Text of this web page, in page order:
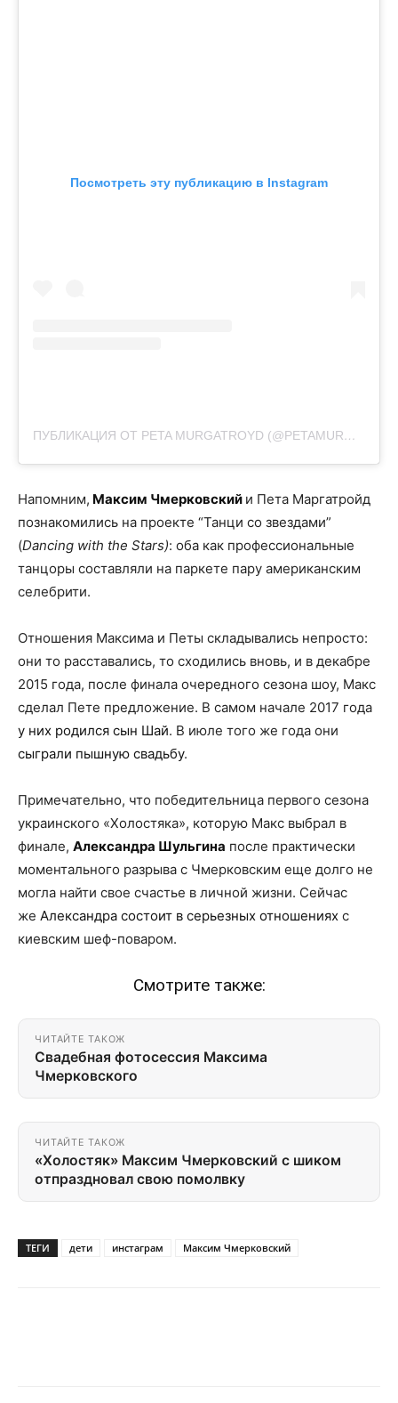
Посмотреть эту публикацию в Instagram
ПУБЛИКАЦИЯ ОТ PETA MURGATROYD (@PETAMURGATROYD)
Напомним, Максим Чмерковский и Пета Маргатройд
познакомились на проекте “Танци со звездами”
(Dancing with the Stars): оба как профессиональные
танцоры составляли на паркете пару американским
селебрити.
Отношения Максима и Петы складывались непросто:
они то расставались, то сходились вновь, и в декабре
2015 года, после финала очередного сезона шоу, Макс
сделал Пете предложение. В самом начале 2017 года
у них родился сын Шай. В июле того же года они
сыграли пышную свадьбу.
Примечательно, что победительница первого сезона
украинского «Холостяка», которую Макс выбрал в
финале, Александра Шульгина после практически
моментального разрыва с Чмерковским еще долго не
могла найти свое счастье в личной жизни. Сейчас
же Александра состоит в серьезных отношениях с
киевским шеф-поваром.
Смотрите также:
ЧИТАЙТЕ ТАКОЖ
Свадебная фотосессия Максима
Чмерковского
ЧИТАЙТЕ ТАКОЖ
«Холостяк» Максим Чмерковский с шиком
отпраздновал свою помолвку
ТЕГИ дети инстаграм Максим Чмерковский